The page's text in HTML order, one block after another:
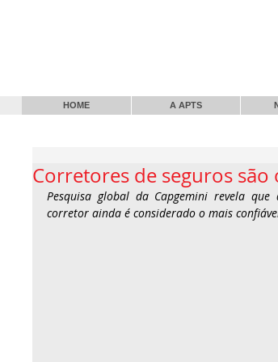
HOME A APTS
Corretores de seguros
Pesquisa global da Capgemini revela
corretor ainda é considerado o mais